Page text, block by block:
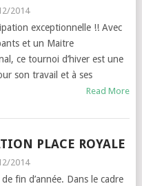
2014
exceptionnelle !! Avec
et un Maitre
ce tournoi d’hiver est une
son travail et à ses
Read More
PLACE ROYALE
2014
fin d’année. Dans le cadre